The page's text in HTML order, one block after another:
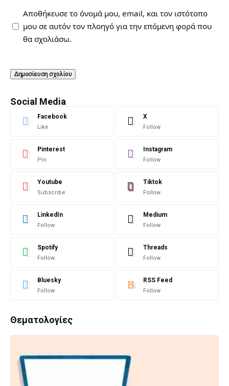
Αποθήκευσε το όνομά μου, email, και τον ιστότοπο
μου σε αυτόν τον πλοηγό για την επόμενη φορά που
θα σχολιάσω.
Social Media
Facebook
Like
X
Follow
Pinterest
Pin
Instagram
Follow
Youtube
Subscribe
Tiktok
Follow
LinkedIn
Follow
Medium
Follow
Spotify
Follow
Threads
Follow
Bluesky
Follow
RSS Feed
Follow
Θεματολογίες